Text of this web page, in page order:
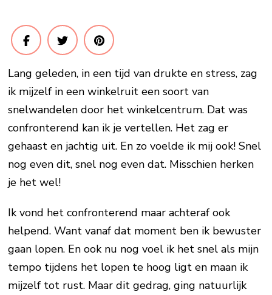
Lang geleden, in een tijd van drukte en stress, zag
ik mijzelf in een winkelruit een soort van
snelwandelen door het winkelcentrum. Dat was
confronterend kan ik je vertellen. Het zag er
gehaast en jachtig uit. En zo voelde ik mij ook! Snel
nog even dit, snel nog even dat. Misschien herken
je het wel!
Ik vond het confronterend maar achteraf ook
helpend. Want vanaf dat moment ben ik bewuster
gaan lopen. En ook nu nog voel ik het snel als mijn
tempo tijdens het lopen te hoog ligt en maan ik
mijzelf tot rust. Maar dit gedrag, ging natuurlijk